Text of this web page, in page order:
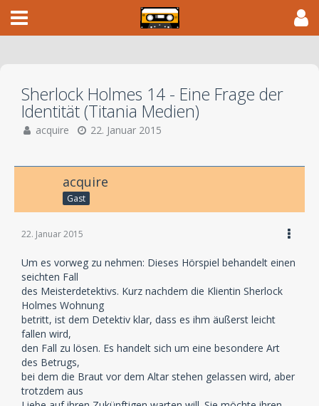
Sherlock Holmes 14 - Eine Frage der
Identität (Titania Medien)
acquire 22. Januar 2015
acquire
Gast
22. Januar 2015
Um es vorweg zu nehmen: Dieses Hörspiel behandelt einen
seichten Fall
des Meisterdetektivs. Kurz nachdem die Klientin Sherlock
Holmes Wohnung
betritt, ist dem Detektiv klar, dass es ihm äußerst leicht
fallen wird,
den Fall zu lösen. Es handelt sich um eine besondere Art
des Betrugs,
bei dem die Braut vor dem Altar stehen gelassen wird, aber
trotzdem aus